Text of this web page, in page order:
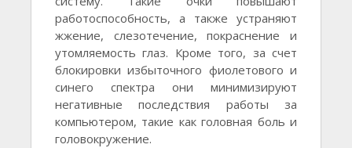
работоспособность, а также устраняют
жжение, слезотечение, покраснение и
утомляемость глаз. Кроме того, за счет
блокировки избыточного фиолетового и
синего спектра они минимизируют
негативные последствия работы за
компьютером, такие как головная боль и
головокружение.